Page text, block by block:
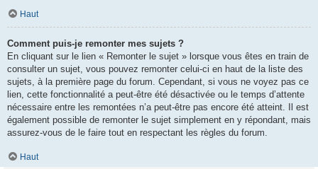
Haut
Comment puis-je remonter mes sujets ?
En cliquant sur le lien « Remonter le sujet » lorsque vous êtes en train de
consulter un sujet, vous pouvez remonter celui-ci en haut de la liste des
sujets, à la première page du forum. Cependant, si vous ne voyez pas ce
lien, cette fonctionnalité a peut-être été désactivée ou le temps d’attente
nécessaire entre les remontées n’a peut-être pas encore été atteint. Il est
également possible de remonter le sujet simplement en y répondant, mais
assurez-vous de le faire tout en respectant les règles du forum.
Haut